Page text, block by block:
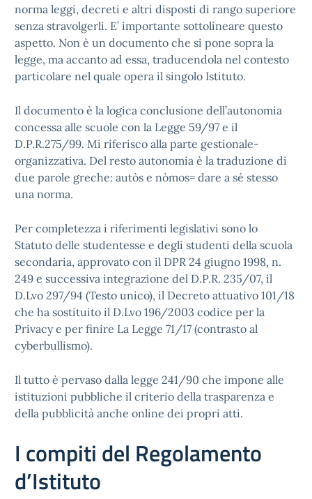
norma leggi, decreti e altri disposti di rango superiore
senza stravolgerli. E’ importante sottolineare questo
aspetto. Non è un documento che si pone sopra la
legge, ma accanto ad essa, traducendola nel contesto
particolare nel quale opera il singolo Istituto.
Il documento è la logica conclusione dell’autonomia
concessa alle scuole con la Legge 59/97 e il
D.P.R.275/99. Mi riferisco alla parte gestionale-
organizzativa. Del resto autonomia è la traduzione di
due parole greche: autòs e nòmos= dare a sé stesso
una norma.
Per completezza i riferimenti legislativi sono lo
Statuto delle studentesse e degli studenti della scuola
secondaria, approvato con il DPR 24 giugno 1998, n.
249 e successiva integrazione del D.P.R. 235/07, il
D.Lvo 297/94 (Testo unico), il Decreto attuativo 101/18
che ha sostituito il D.Lvo 196/2003 codice per la
Privacy e per finire La Legge 71/17 (contrasto al
cyberbullismo).
Il tutto è pervaso dalla legge 241/90 che impone alle
istituzioni pubbliche il criterio della trasparenza e
della pubblicità anche online dei propri atti.
I compiti del Regolamento
d’Istituto